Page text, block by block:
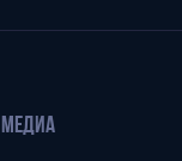
МЕДИА